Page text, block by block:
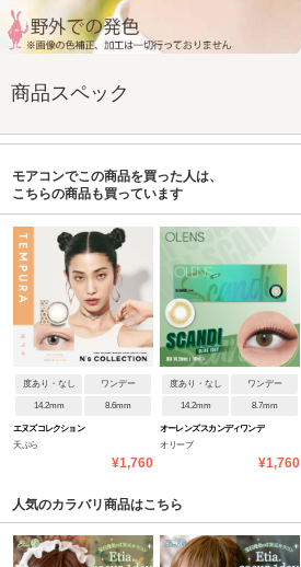
商品スペック
モアコンでこの商品を買った人は、
こちらの商品も買っています
度あり・なし ワンデー
14.2mm 8.6mm
エヌズコレクション
天ぷら
¥1,760
度あり・なし ワンデー
14.2mm 8.7mm
オーレンズ スカンディワンデ
オリーブ
¥1,760
人気のカラバリ商品はこちら